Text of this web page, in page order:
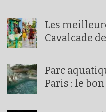
Les
Cavalcade
Parc
Paris : le bon